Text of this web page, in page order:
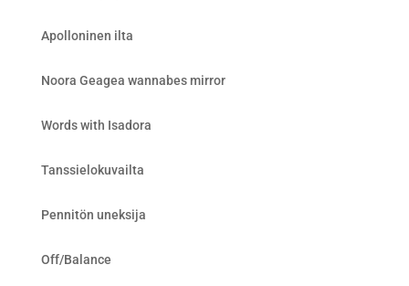
Apolloninen ilta
Noora Geagea wannabes mirror
Words with Isadora
Tanssielokuvailta
Pennitön uneksija
Off/Balance